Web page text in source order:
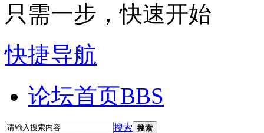
只需一步，快速开始
快捷导航
论坛首页BBS
搜索 搜索